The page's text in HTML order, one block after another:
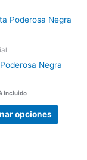
Negra
Incluido
opciones
Este
pueden